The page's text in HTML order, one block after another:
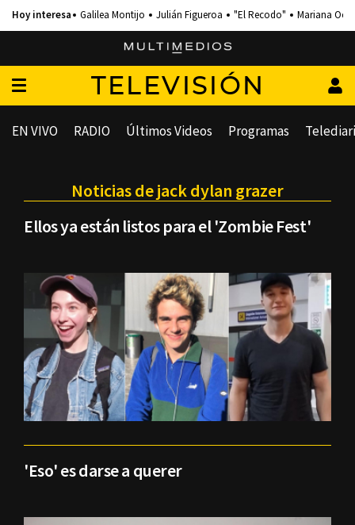
Galilea Montijo Julián Figueroa "El Recodo" Mariana
TELEVISIÓN
EN VIVO RADIO Últimos Videos Programas
Noticias de jack dylan grazer
Ellos ya están listos para el 'Zombie Fest'
'Eso' es darse a querer